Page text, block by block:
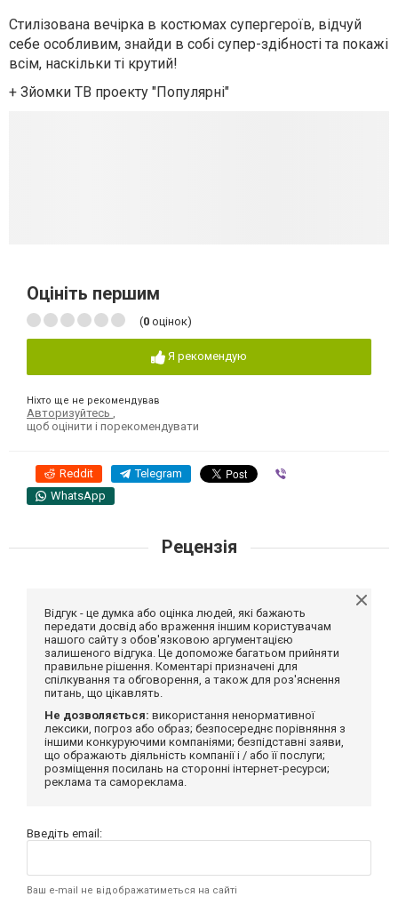
Стилізована вечірка в костюмах супергероїв, відчуй
себе особливим, знайди в собі супер-здібності та покажі
всім, наскільки ті крутий!
+ Зйомки ТВ проекту "Популярні"
Оцініть першим
(0 оцінок)
Я рекомендую
Ніхто ще не рекомендував
Авторизуйтесь
щоб оцінити і порекомендувати
Reddit Telegram
WhatsApp
Рецензія
Відгук - це думка або оцінка людей, які бажають
передати досвід або враження іншим користувачам
нашого сайту з обов'язковою аргументацією
залишеного відгука. Це допоможе багатьом прийняти
правильне рішення. Коментарі призначені для
спілкування та обговорення, а також для роз'яснення
питань, що цікавлять.
Не дозволяється: використання ненормативної
лексики, погроз або образ; безпосереднє порівняння з
іншими конкуруючими компаніями; безпідставні заяви,
що ображають діяльність компанії і / або її послуги;
розміщення посилань на сторонні інтернет-ресурси;
реклама та самореклама.
Введіть email:
Ваш e-mail не відображатиметься на сайті